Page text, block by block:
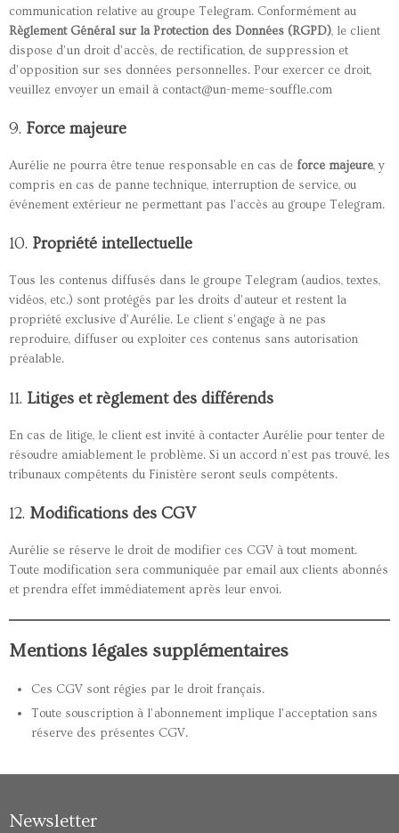
communication relative au groupe Telegram. Conformément au
Règlement Général sur la Protection des Données (RGPD), le client
dispose d’un droit d’accès, de rectification, de suppression et
d’opposition sur ses données personnelles. Pour exercer ce droit,
veuillez envoyer un email à contact@un-meme-souffle.com
9. Force majeure
Aurélie ne pourra être tenue responsable en cas de force majeure, y
compris en cas de panne technique, interruption de service, ou
événement extérieur ne permettant pas l’accès au groupe Telegram.
10. Propriété intellectuelle
Tous les contenus diffusés dans le groupe Telegram (audios, textes,
vidéos, etc.) sont protégés par les droits d’auteur et restent la
propriété exclusive d’Aurélie. Le client s’engage à ne pas
reproduire, diffuser ou exploiter ces contenus sans autorisation
préalable.
11. Litiges et règlement des différends
En cas de litige, le client est invité à contacter Aurélie pour tenter de
résoudre amiablement le problème. Si un accord n’est pas trouvé, les
tribunaux compétents du Finistère seront seuls compétents.
12. Modifications des CGV
Aurélie se réserve le droit de modifier ces CGV à tout moment.
Toute modification sera communiquée par email aux clients abonnés
et prendra effet immédiatement après leur envoi.
Mentions légales supplémentaires
Ces CGV sont régies par le droit français.
Toute souscription à l’abonnement implique l’acceptation sans
réserve des présentes CGV.
Newsletter